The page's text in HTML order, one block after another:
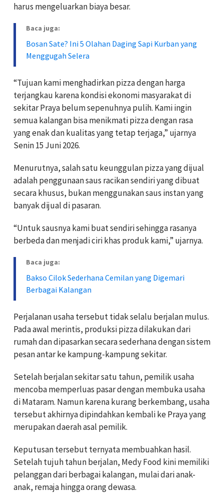
harus mengeluarkan biaya besar.
Baca juga:
Bosan Sate? Ini 5 Olahan Daging Sapi Kurban yang
Menggugah Selera
“Tujuan kami menghadirkan pizza dengan harga
terjangkau karena kondisi ekonomi masyarakat di
sekitar Praya belum sepenuhnya pulih. Kami ingin
semua kalangan bisa menikmati pizza dengan rasa
yang enak dan kualitas yang tetap terjaga,” ujarnya
Senin 15 Juni 2026.
Menurutnya, salah satu keunggulan pizza yang dijual
adalah penggunaan saus racikan sendiri yang dibuat
secara khusus, bukan menggunakan saus instan yang
banyak dijual di pasaran.
“Untuk sausnya kami buat sendiri sehingga rasanya
berbeda dan menjadi ciri khas produk kami,” ujarnya.
Baca juga:
Bakso Cilok Sederhana Cemilan yang Digemari
Berbagai Kalangan
Perjalanan usaha tersebut tidak selalu berjalan mulus.
Pada awal merintis, produksi pizza dilakukan dari
rumah dan dipasarkan secara sederhana dengan sistem
pesan antar ke kampung-kampung sekitar.
Setelah berjalan sekitar satu tahun, pemilik usaha
mencoba memperluas pasar dengan membuka usaha
di Mataram. Namun karena kurang berkembang, usaha
tersebut akhirnya dipindahkan kembali ke Praya yang
merupakan daerah asal pemilik.
Keputusan tersebut ternyata membuahkan hasil.
Setelah tujuh tahun berjalan, Medy Food kini memiliki
pelanggan dari berbagai kalangan, mulai dari anak-
anak, remaja hingga orang dewasa.